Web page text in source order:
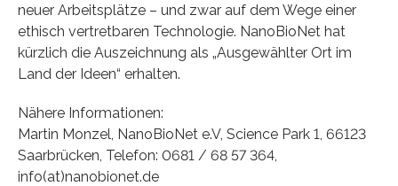
neuer Arbeitsplätze – und zwar auf dem Wege einer
ethisch vertretbaren Technologie. NanoBioNet hat
kürzlich die Auszeichnung als „Ausgewählter Ort im
Land der Ideen“ erhalten.
Nähere Informationen:
Martin Monzel, NanoBioNet e.V, Science Park 1, 66123
Saarbrücken, Telefon: 0681 / 68 57 364,
info(at)nanobionet.de